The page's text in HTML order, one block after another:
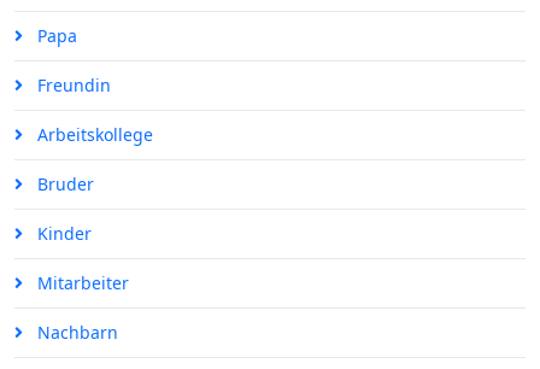
Papa
Freundin
Arbeitskollege
Bruder
Kinder
Mitarbeiter
Nachbarn